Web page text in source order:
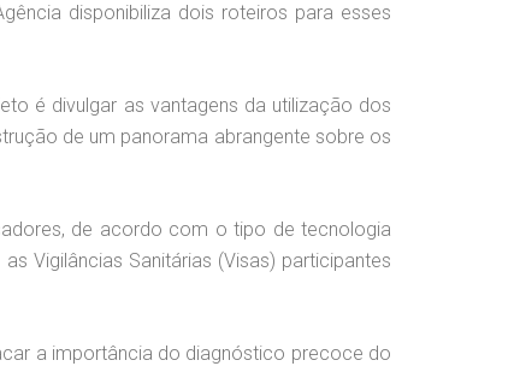
disponibiliza dois roteiros para esses
é divulgar as vantagens da utilização dos
de um panorama abrangente sobre os
de acordo com o tipo de tecnologia
Vigilâncias Sanitárias (Visas) participantes
a importância do diagnóstico precoce do